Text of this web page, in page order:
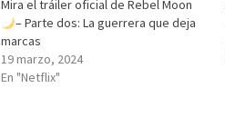
Mira el tráiler oficial de Rebel Moon
– Parte dos: La guerrera que deja
marcas
19 marzo, 2024
En "Netflix"